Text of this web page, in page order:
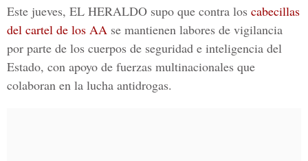
Este jueves, EL HERALDO supo que contra los cabecillas
del cartel de los AA se mantienen labores de vigilancia
por parte de los cuerpos de seguridad e inteligencia del
Estado, con apoyo de fuerzas multinacionales que
colaboran en la lucha antidrogas.